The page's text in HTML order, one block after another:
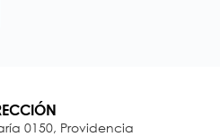
0150, Providencia